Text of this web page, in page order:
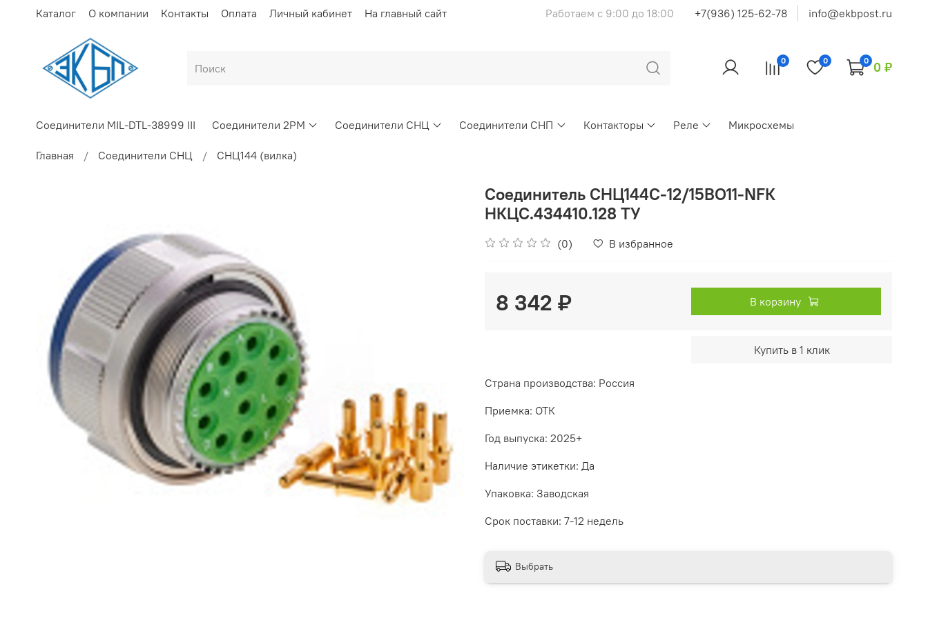
Каталог О компании Контакты Оплата Личный кабинет На главный сайт Работаем с 9:00 до 18:00 +7(936) 125-62-78 info@ekbpost.ru
0 0 0 0 ₽
Соединители MIL-DTL-38999 III Соединители 2РМ Соединители СНЦ Соединители СНП Контакторы Реле Микросхемы
Главная Соединители СНЦ СНЦ144 (вилка)
Соединитель СНЦ144С-12/15ВО11-NFК
НКЦС.434410.128 ТУ
(0) В избранное
8 342 ₽ В корзину
Купить в 1 клик
Страна производства: Россия
Приемка: ОТК
Год выпуска: 2025+
Наличие этикетки: Да
Упаковка: Заводская
Срок поставки: 7-12 недель
Выбрать